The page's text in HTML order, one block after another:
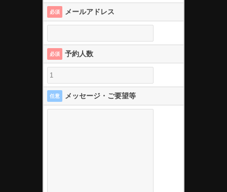
必須 メールアドレス
必須 予約人数
任意 メッセージ・ご要望等